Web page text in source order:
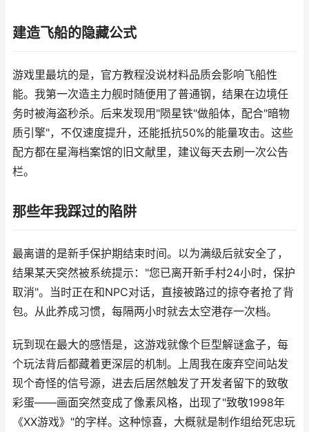
建造飞船的隐藏公式
游戏里最坑的是，官方教程没说材料品质会影响飞船性
能。我第一次造主力舰时随便用了普通钢，结果在边境任
务时被海盗秒杀。后来发现用"陨星铁"做船体，配合"暗物
质引擎"，不仅速度提升，还能抵抗50%的能量攻击。这些
配方都在星海档案馆的旧文献里，建议每天去刷一次公告
栏。
那些年我踩过的陷阱
最离谱的是新手保护期结束时间。以为满级后就安全了，
结果某天突然被系统提示："您已离开新手村24小时，保护
取消"。当时正在和NPC对话，直接被路过的掠夺者抢了背
包。从此养成习惯，每隔两小时就去太空港存一次档。
玩到现在最大的感悟是，这游戏就像个巨型解谜盒子，每
个玩法背后都藏着更深层的机制。上周我在废弃空间站发
现个奇怪的信号源，进去后居然触发了开发者留下的致敬
彩蛋——画面突然变成了像素风格，出现了"致敬1998年
《XX游戏》"的字样。这种惊喜，大概就是制作组给死忠玩